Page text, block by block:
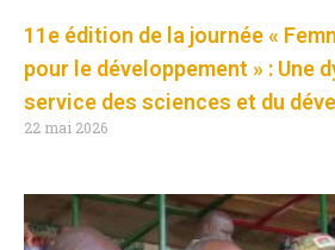
11e édition de la journée «
pour le développement » : Une
service des sciences et du
22 mai 2026